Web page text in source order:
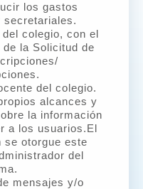
los gastos
colegio, con el
la Solicitud de
del colegio.
alcances y
la información
a los usuarios.El
se otorgue este
del
mensajes y/o